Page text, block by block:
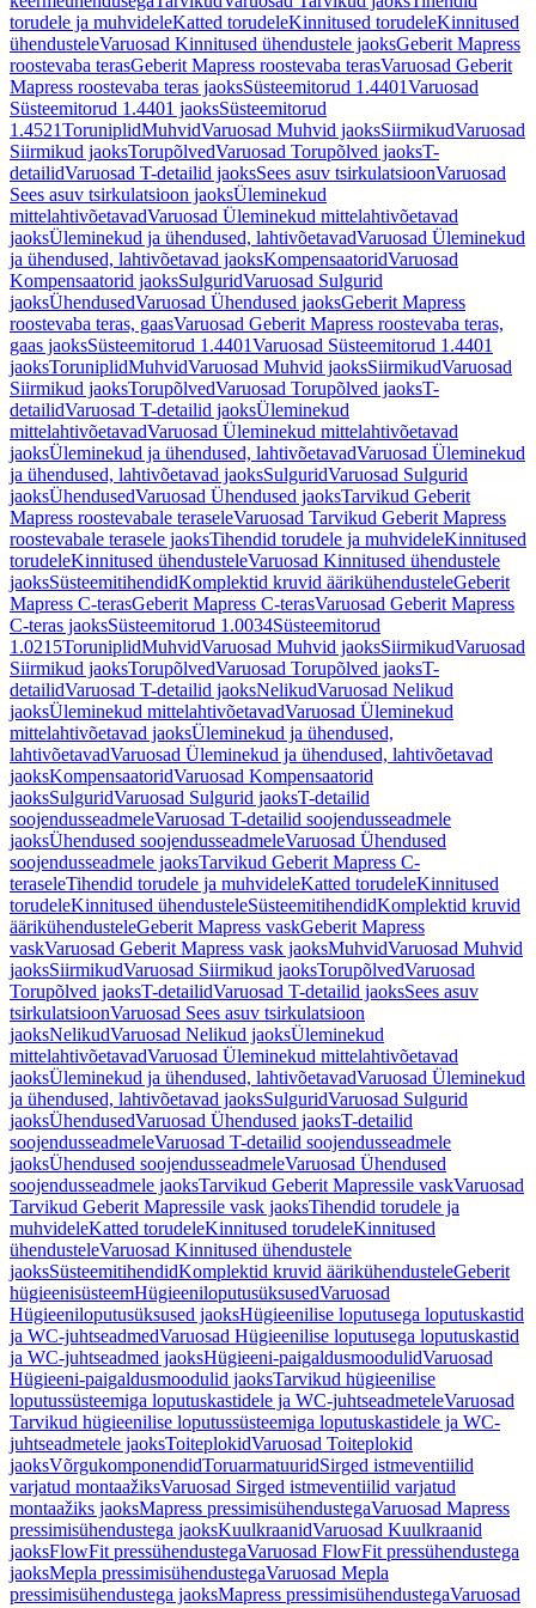
torudele ja muhvideleKatted torudeleKinnitused torudeleKinnitused
ühendusteleVaruosad Kinnitused ühendustele jaoksGeberit Mapress
roostevaba terasGeberit Mapress roostevaba terasVaruosad Geberit
Mapress roostevaba teras jaoksSüsteemitorud 1.4401Varuosad
Süsteemitorud 1.4401 jaoksSüsteemitorud
1.4521ToruniplidMuhvidVaruosad Muhvid jaoksSiirmikudVaruosad
Siirmikud jaoksTorupõlvedVaruosad Torupõlved jaoksT-
detailidVaruosad T-detailid jaoksSees asuv tsirkulatsioonVaruosad
Sees asuv tsirkulatsioon jaoksÜleminekud
mittelahtivõetavadVaruosad Üleminekud mittelahtivõetavad
jaoksÜleminekud ja ühendused, lahtivõetavadVaruosad Üleminekud
ja ühendused, lahtivõetavad jaoksKompensaatoridVaruosad
Kompensaatorid jaoksSulguridVaruosad Sulgurid
jaoksÜhendusedVaruosad Ühendused jaoksGeberit Mapress
roostevaba teras, gaasVaruosad Geberit Mapress roostevaba teras,
gaas jaoksSüsteemitorud 1.4401Varuosad Süsteemitorud 1.4401
jaoksToruniplidMuhvidVaruosad Muhvid jaoksSiirmikudVaruosad
Siirmikud jaoksTorupõlvedVaruosad Torupõlved jaoksT-
detailidVaruosad T-detailid jaoksÜleminekud
mittelahtivõetavadVaruosad Üleminekud mittelahtivõetavad
jaoksÜleminekud ja ühendused, lahtivõetavadVaruosad Üleminekud
ja ühendused, lahtivõetavad jaoksSulguridVaruosad Sulgurid
jaoksÜhendusedVaruosad Ühendused jaoksTarvikud Geberit
Mapress roostevabale teraseleVaruosad Tarvikud Geberit Mapress
roostevabale terasele jaoksTihendid torudele ja muhvideleKinnitused
torudeleKinnitused ühendusteleVaruosad Kinnitused ühendustele
jaoksSüsteemitihendidKomplektid kruvid äärikühendusteleGeberit
Mapress C-terasGeberit Mapress C-terasVaruosad Geberit Mapress
C-teras jaoksSüsteemitorud 1.0034Süsteemitorud
1.0215ToruniplidMuhvidVaruosad Muhvid jaoksSiirmikudVaruosad
Siirmikud jaoksTorupõlvedVaruosad Torupõlved jaoksT-
detailidVaruosad T-detailid jaoksNelikudVaruosad Nelikud
jaoksÜleminekud mittelahtivõetavadVaruosad Üleminekud
mittelahtivõetavad jaoksÜleminekud ja ühendused,
lahtivõetavadVaruosad Üleminekud ja ühendused, lahtivõetavad
jaoksKompensaatoridVaruosad Kompensaatorid
jaoksSulguridVaruosad Sulgurid jaoksT-detailid
soojendusseadmeleVaruosad T-detailid soojendusseadmele
jaoksÜhendused soojendusseadmeleVaruosad Ühendused
soojendusseadmele jaoksTarvikud Geberit Mapress C-
teraseleTihendid torudele ja muhvideleKatted torudeleKinnitused
torudeleKinnitused ühendusteleSüsteemitihendidKomplektid kruvid
äärikühendusteleGeberit Mapress vaskGeberit Mapress
vaskVaruosad Geberit Mapress vask jaoksMuhvidVaruosad Muhvid
jaoksSiirmikudVaruosad Siirmikud jaoksTorupõlvedVaruosad
Torupõlved jaoksT-detailidVaruosad T-detailid jaoksSees asuv
tsirkulatsioonVaruosad Sees asuv tsirkulatsioon
jaoksNelikudVaruosad Nelikud jaoksÜleminekud
mittelahtivõetavadVaruosad Üleminekud mittelahtivõetavad
jaoksÜleminekud ja ühendused, lahtivõetavadVaruosad Üleminekud
ja ühendused, lahtivõetavad jaoksSulguridVaruosad Sulgurid
jaoksÜhendusedVaruosad Ühendused jaoksT-detailid
soojendusseadmeleVaruosad T-detailid soojendusseadmele
jaoksÜhendused soojendusseadmeleVaruosad Ühendused
soojendusseadmele jaoksTarvikud Geberit Mapressile vaskVaruosad
Tarvikud Geberit Mapressile vask jaoksTihendid torudele ja
muhvideleKatted torudeleKinnitused torudeleKinnitused
ühendusteleVaruosad Kinnitused ühendustele
jaoksSüsteemitihendidKomplektid kruvid äärikühendusteleGeberit
hügieenisüsteemHügieeniloputusüksusedVaruosad
Hügieeniloputusüksused jaoksHügieenilise loputusega loputuskastid
ja WC-juhtseadmedVaruosad Hügieenilise loputusega loputuskastid
ja WC-juhtseadmed jaoksHügieeni-paigaldusmoodulidVaruosad
Hügieeni-paigaldusmoodulid jaoksTarvikud hügieenilise
loputussüsteemiga loputuskastidele ja WC-juhtseadmeteleVaruosad
Tarvikud hügieenilise loputussüsteemiga loputuskastidele ja WC-
juhtseadmetele jaoksToiteplokidVaruosad Toiteplokid
jaoksVõrgukomponendidToruarmatuuridSirged istmeventiilid
varjatud montaažiksVaruosad Sirged istmeventiilid varjatud
montaažiks jaoksMapress pressimisühendustegaVaruosad Mapress
pressimisühendustega jaoksKuulkraanidVaruosad Kuulkraanid
jaoksFlowFit pressühendustegaVaruosad FlowFit pressühendustega
jaoksMepla pressimisühendustegaVaruosad Mepla
pressimisühendustega jaoksMapress pressimisühendustegaVaruosad